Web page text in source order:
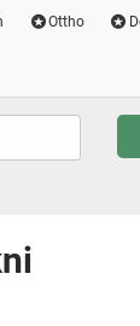
Ottho